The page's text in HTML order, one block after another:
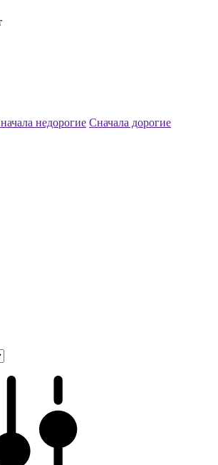
недорогие Сначала дорогие